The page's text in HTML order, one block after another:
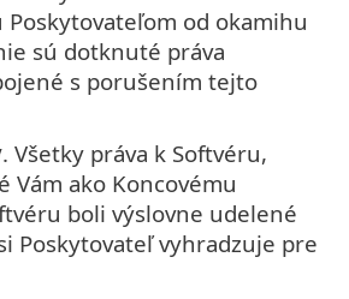
od okamihu
sú dotknuté práva
s porušením tejto
. Všetky práva k Softvéru,
Vám ako Koncovému
boli výslovne udelené
Poskytovateľ vyhradzuje pre